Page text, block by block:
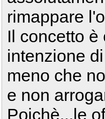
rimappare
Il concetto
intenzione
meno che
e non
Poichè...le